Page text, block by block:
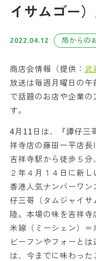
イサムゴー
2022.04.12 局からの
商店会情報（提供： 武
放送は毎週月曜日の
で話題のお店や企業の
す。
4月11日は、『譚仔三
祥寺店の藤田一平店長
吉祥寺駅から徒歩５分
２年４月１４日に新し
香港人気ナンバーワ
仔三哥（タムジャイサ
陸。本場の味を吉祥寺
米線（ミーシェン）＝
ビーフンやフォーと
は、今までに味わった